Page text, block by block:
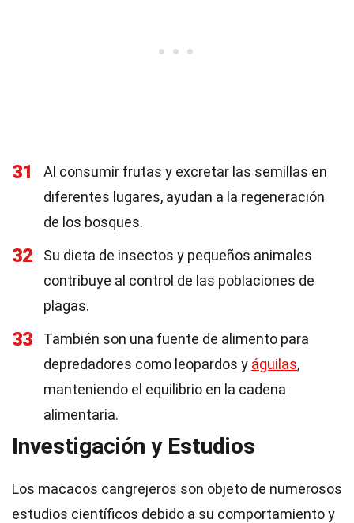
31
Al consumir frutas y excretar las semillas en
diferentes lugares, ayudan a la regeneración
de los bosques.
32
Su dieta de insectos y pequeños animales
contribuye al control de las poblaciones de
plagas.
33
También son una fuente de alimento para
depredadores como leopardos y águilas,
manteniendo el equilibrio en la cadena
alimentaria.
Investigación y Estudios
Los macacos cangrejeros son objeto de numerosos
estudios científicos debido a su comportamiento y